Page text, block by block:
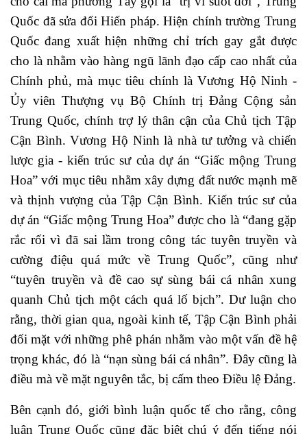
Quốc đã sửa đổi Hiến pháp. Hiện chính trường Trung
Quốc đang xuất hiện những chỉ trích gay gắt được
cho là nhằm vào hàng ngũ lãnh đạo cấp cao nhất của
Chính phủ, mà mục tiêu chính là Vương Hộ Ninh -
Ủy viên Thượng vụ Bộ Chính trị Đảng Cộng sản
Trung Quốc, chính trợ lý thân cận của Chủ tịch Tập
Cận Bình. Vương Hộ Ninh là nhà tư tưởng và chiến
lược gia - kiến trúc sư của dự án “Giấc mộng Trung
Hoa” với mục tiêu nhằm xây dựng đất nước mạnh mẽ
và thịnh vượng của Tập Cận Bình. Kiến trúc sư của
dự án “Giấc mộng Trung Hoa” được cho là “đang gặp
rắc rối vì đã sai lầm trong công tác tuyên truyền và
cường điệu quá mức về Trung Quốc”, cũng như
“tuyên truyền và đề cao sự sùng bái cá nhân xung
quanh Chủ tịch một cách quá lố bịch”. Dư luận cho
rằng, thời gian qua, ngoài kinh tế, Tập Cận Bình phải
đối mặt với những phê phán nhằm vào một vấn đề hệ
trọng khác, đó là “nạn sùng bái cá nhân”. Đây cũng là
điều mà về mặt nguyên tắc, bị cấm theo Điều lệ Đảng.
Bên cạnh đó, giới bình luận quốc tế cho rằng, công
luận Trung Quốc cũng đặc biệt chú ý đến tiếng nói